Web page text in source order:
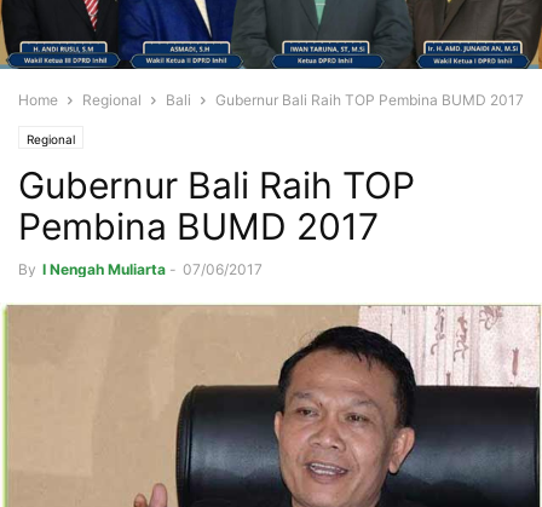
Home Regional Bali Gubernur Bali Raih TOP Pembina BUMD 2017
Regional
Gubernur Bali Raih TOP
Pembina BUMD 2017
By I Nengah Muliarta - 07/06/2017